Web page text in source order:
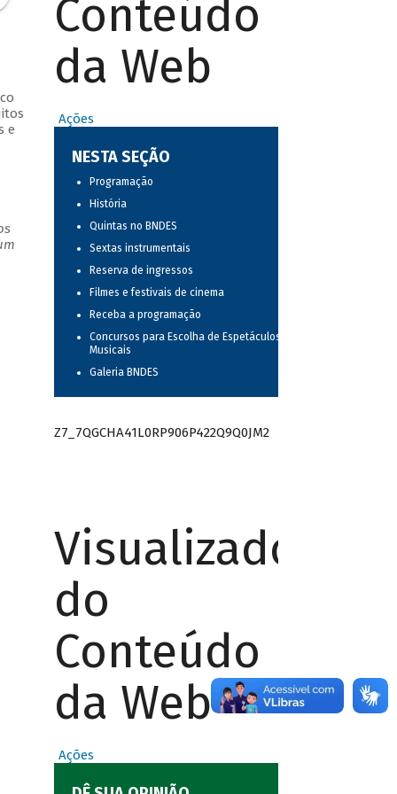
e
Conteúdo
da Web
Ações
NESTA SEÇÃO
Programação
História
Quintas no BNDES
Sextas instrumentais
Reserva de ingressos
Filmes e festivais de cinema
Receba a programação
Concursos para Escolha de Espetáculos
Musicais
Galeria BNDES
Z7_7QGCHA41L0RP906P422Q9Q0JM2
Visualizador
do
Conteúdo
da Web
Ações